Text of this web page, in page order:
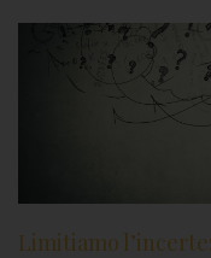
Limitiamo